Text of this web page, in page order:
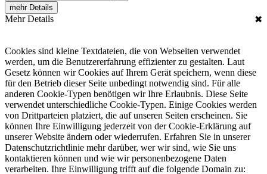
mehr Details
Mehr Details ✖
Cookies sind kleine Textdateien, die von Webseiten verwendet
werden, um die Benutzererfahrung effizienter zu gestalten. Laut
Gesetz können wir Cookies auf Ihrem Gerät speichern, wenn diese
für den Betrieb dieser Seite unbedingt notwendig sind. Für alle
anderen Cookie-Typen benötigen wir Ihre Erlaubnis. Diese Seite
verwendet unterschiedliche Cookie-Typen. Einige Cookies werden
von Drittparteien platziert, die auf unseren Seiten erscheinen. Sie
können Ihre Einwilligung jederzeit von der Cookie-Erklärung auf
unserer Website ändern oder wiederrufen. Erfahren Sie in unserer
Datenschutzrichtlinie mehr darüber, wer wir sind, wie Sie uns
kontaktieren können und wie wir personenbezogene Daten
verarbeiten. Ihre Einwilligung trifft auf die folgende Domain zu: